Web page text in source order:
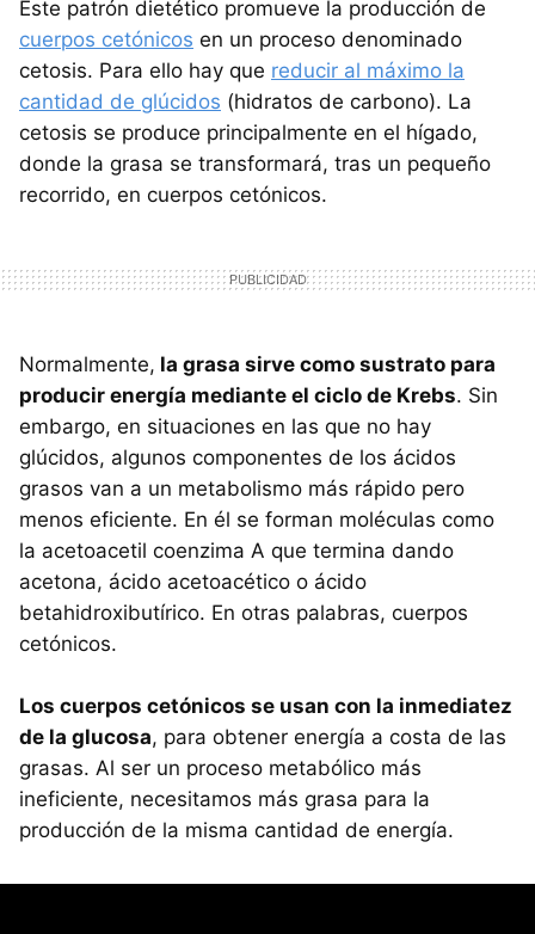
Este patrón dietético promueve la producción de
cuerpos cetónicos en un proceso denominado
cetosis. Para ello hay que reducir al máximo la
cantidad de glúcidos (hidratos de carbono). La
cetosis se produce principalmente en el hígado,
donde la grasa se transformará, tras un pequeño
recorrido, en cuerpos cetónicos.
Normalmente, la grasa sirve como sustrato para
producir energía mediante el ciclo de Krebs. Sin
embargo, en situaciones en las que no hay
glúcidos, algunos componentes de los ácidos
grasos van a un metabolismo más rápido pero
menos eficiente. En él se forman moléculas como
la acetoacetil coenzima A que termina dando
acetona, ácido acetoacético o ácido
betahidroxibutírico. En otras palabras, cuerpos
cetónicos.
Los cuerpos cetónicos se usan con la inmediatez
de la glucosa, para obtener energía a costa de las
grasas. Al ser un proceso metabólico más
ineficiente, necesitamos más grasa para la
producción de la misma cantidad de energía.